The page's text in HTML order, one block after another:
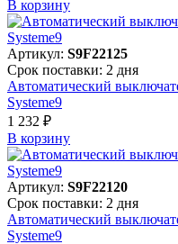
В корзинy
Артикул: S9F22125
Срок поставки: 2 дня
Автоматический
Systeme9
1 232 ₽
В корзинy
Артикул: S9F22120
Срок поставки: 2 дня
Автоматический
Systeme9